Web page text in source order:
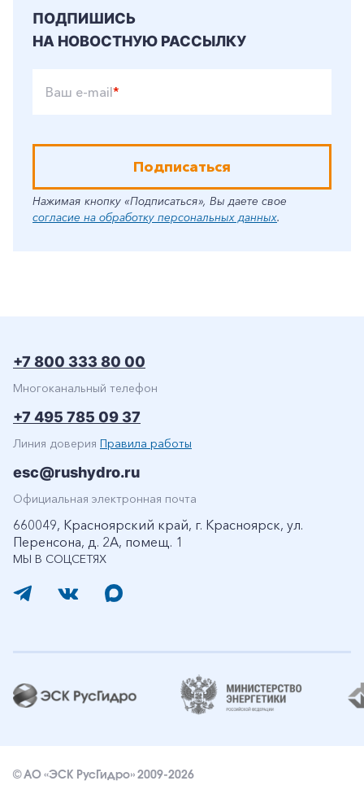
ПОДПИШИСЬ
НА НОВОСТНУЮ РАССЫЛКУ
Ваш e-mail*
Подписаться
Нажимая кнопку «Подписаться», Вы даете свое
согласие на обработку персональных данных.
МЫ В СОЦСЕТЯХ
+7 800 333 80 00
Многоканальный телефон
+7 495 785 09 37
Линия доверия Правила работы
esc@rushydro.ru
Официальная электронная почта
660049, Красноярский край, г. Красноярск, ул.
Перенсона, д. 2А, помещ. 1
© АО «ЭСК РусГидро» 2009-2026